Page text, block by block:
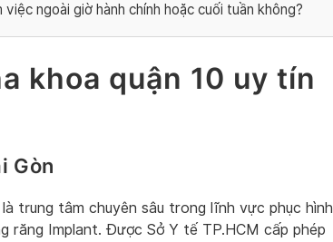
việc ngoài giờ hành chính hoặc cuối tuần không?
khoa quận 10 uy tín
Gòn
trung tâm chuyên sâu trong lĩnh vực phục hình
răng Implant. Được Sở Y tế TP.HCM cấp phép